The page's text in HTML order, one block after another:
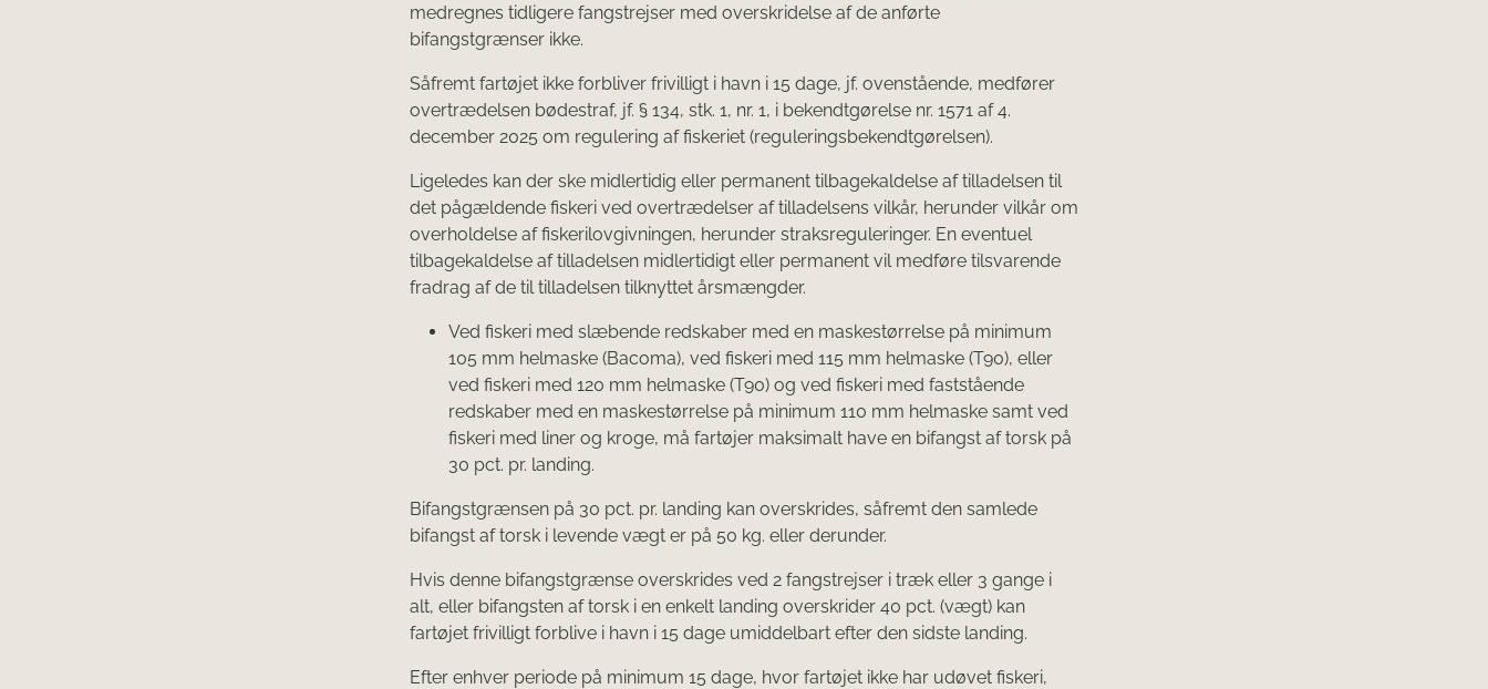
medregnes tidligere fangstrejser med overskridelse af de anførte
bifangstgrænser ikke.
Såfremt fartøjet ikke forbliver frivilligt i havn i 15 dage, jf. ovenstående, medfører
overtrædelsen bødestraf, jf. § 134, stk. 1, nr. 1, i bekendtgørelse nr. 1571 af 4.
december 2025 om regulering af fiskeriet (reguleringsbekendtgørelsen).
Ligeledes kan der ske midlertidig eller permanent tilbagekaldelse af tilladelsen til
det pågældende fiskeri ved overtrædelser af tilladelsens vilkår, herunder vilkår om
overholdelse af fiskerilovgivningen, herunder straksreguleringer. En eventuel
tilbagekaldelse af tilladelsen midlertidigt eller permanent vil medføre tilsvarende
fradrag af de til tilladelsen tilknyttet årsmængder.
Ved fiskeri med slæbende redskaber med en maskestørrelse på minimum
105 mm helmaske (Bacoma), ved fiskeri med 115 mm helmaske (T90), eller
ved fiskeri med 120 mm helmaske (T90) og ved fiskeri med faststående
redskaber med en maskestørrelse på minimum 110 mm helmaske samt ved
fiskeri med liner og kroge, må fartøjer maksimalt have en bifangst af torsk på
30 pct. pr. landing.
Bifangstgrænsen på 30 pct. pr. landing kan overskrides, såfremt den samlede
bifangst af torsk i levende vægt er på 50 kg. eller derunder.
Hvis denne bifangstgrænse overskrides ved 2 fangstrejser i træk eller 3 gange i
alt, eller bifangsten af torsk i en enkelt landing overskrider 40 pct. (vægt) kan
fartøjet frivilligt forblive i havn i 15 dage umiddelbart efter den sidste landing.
Efter enhver periode på minimum 15 dage, hvor fartøjet ikke har udøvet fiskeri,